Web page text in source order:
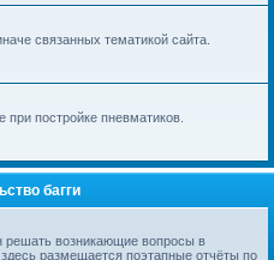
связанных тематикой сайта.
постройке пневматиков.
багги
решать возникающие вопросы в
размещается поэтапные отчёты по